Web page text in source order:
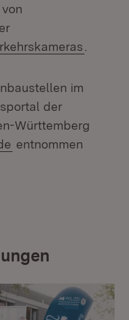
im
der
Württemberg
(Öffnet in neuem
entnommen